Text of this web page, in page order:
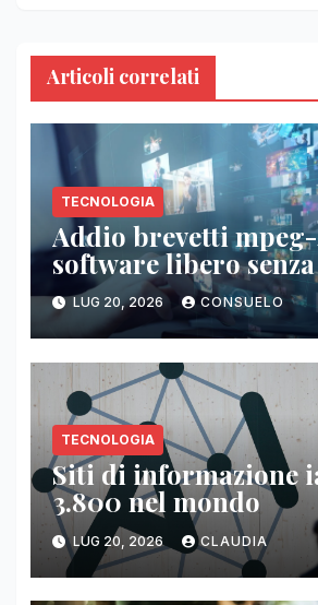
Articoli correlati
TECNOLOGIA
Addio brevetti
software libero
LUG 20, 2026 CONSUELO
TECNOLOGIA
Siti di informazione
3.800 nel mondo
LUG 20, 2026 CLAUDIA